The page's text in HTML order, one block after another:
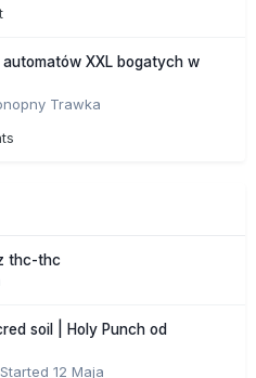
XXL bogatych w
Trawka
thc-thc
soil | Holy Punch od
Started 12 Maja